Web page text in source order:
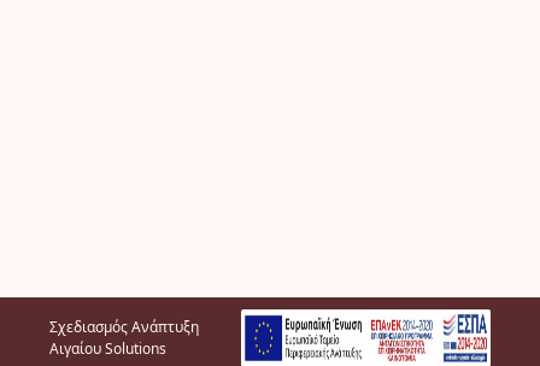
Σχεδιασμός Ανάπτυξη
Αιγαίου Solutions